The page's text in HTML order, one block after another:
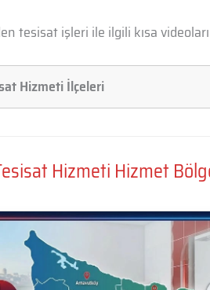
tesisat işleri ile ilgili kısa
Hizmeti İlçeleri
Hizmeti Hizmet